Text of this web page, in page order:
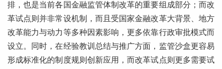
排，也是当前各国金融监管体制改革的重要组成部分；而改
革试点则并非常设机制，而且受国家金融改革大背景、地方
改革能力与动力等多种因素影响，更多依靠行政审批模式而
设立。同时，在经验教训总结与推广方面，监管沙盒更容易
形成标准化的制度规则创新应用，而改革试点则更多需要试